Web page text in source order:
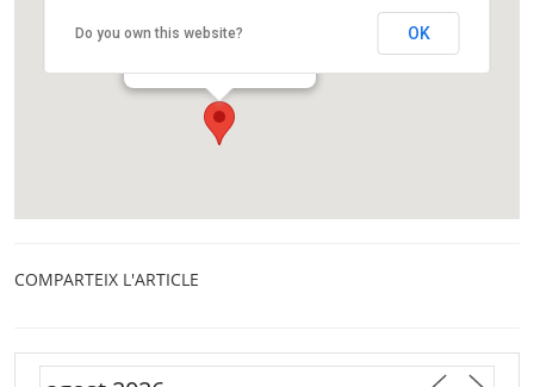
Auditori Barradas
Rambla de Just Oliveras, 56
Do you own this website? OK
COMPARTEIX L'ARTICLE